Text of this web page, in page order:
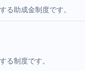
る助成金制度です。
る制度です。